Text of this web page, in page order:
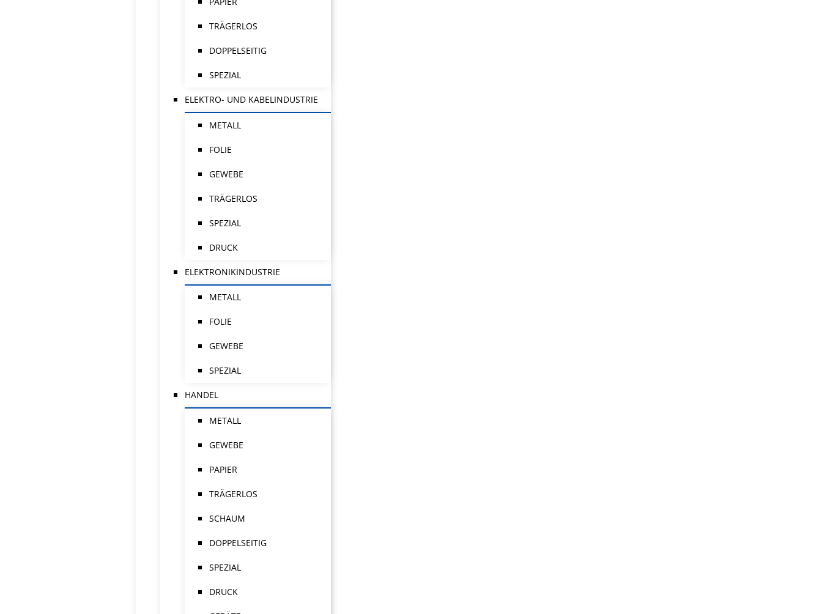
TRÄGERLOS
DOPPELSEITIG
SPEZIAL
ELEKTRO- UND KABELINDUSTRIE
METALL
FOLIE
GEWEBE
TRÄGERLOS
SPEZIAL
DRUCK
ELEKTRONIKINDUSTRIE
METALL
FOLIE
GEWEBE
SPEZIAL
HANDEL
METALL
GEWEBE
PAPIER
TRÄGERLOS
SCHAUM
DOPPELSEITIG
SPEZIAL
DRUCK